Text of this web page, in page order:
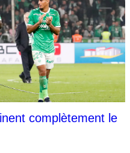
complètement le